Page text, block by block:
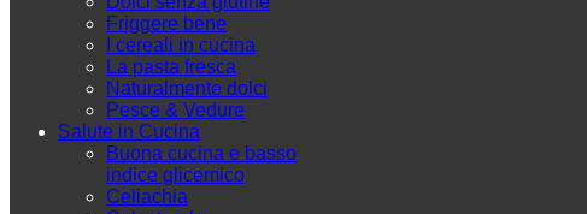
Friggere bene
I cereali in cucina
La pasta fresca
Naturalmente dolci
Pesce & Vedure
Salute in Cucina
Buona cucina e basso
indice glicemico
Celiachia